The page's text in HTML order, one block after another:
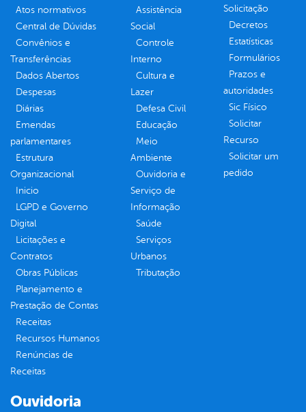
Atos normativos
Central de Dúvidas
Convênios e
Transferências
Dados Abertos
Despesas
Diárias
Emendas
parlamentares
Estrutura
Organizacional
Inicio
LGPD e Governo
Digital
Licitações e
Contratos
Obras Públicas
Planejamento e
Prestação de Contas
Receitas
Recursos Humanos
Renúncias de
Receitas
Assistência
Social
Controle
Interno
Cultura e
Lazer
Defesa Civil
Educação
Meio
Ambiente
Ouvidoria e
Serviço de
Informação
Saúde
Serviços
Urbanos
Tributação
Solicitação
Decretos
Estatísticas
Formulários
Prazos e
autoridades
Sic Físico
Solicitar
Recurso
Solicitar um
pedido
Ouvidoria